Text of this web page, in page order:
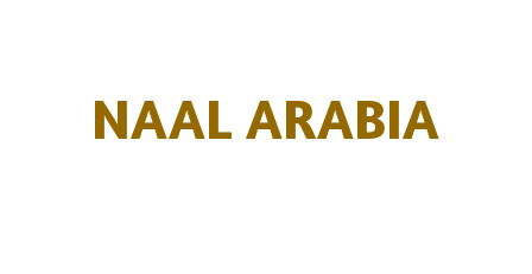
NAAL ARABIA